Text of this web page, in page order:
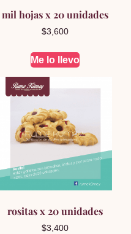
mil hojas x 20 unidades
$3,600
Me lo llevo
rositas x 20 unidades
$3,400